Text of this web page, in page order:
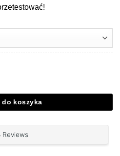
do koszyka